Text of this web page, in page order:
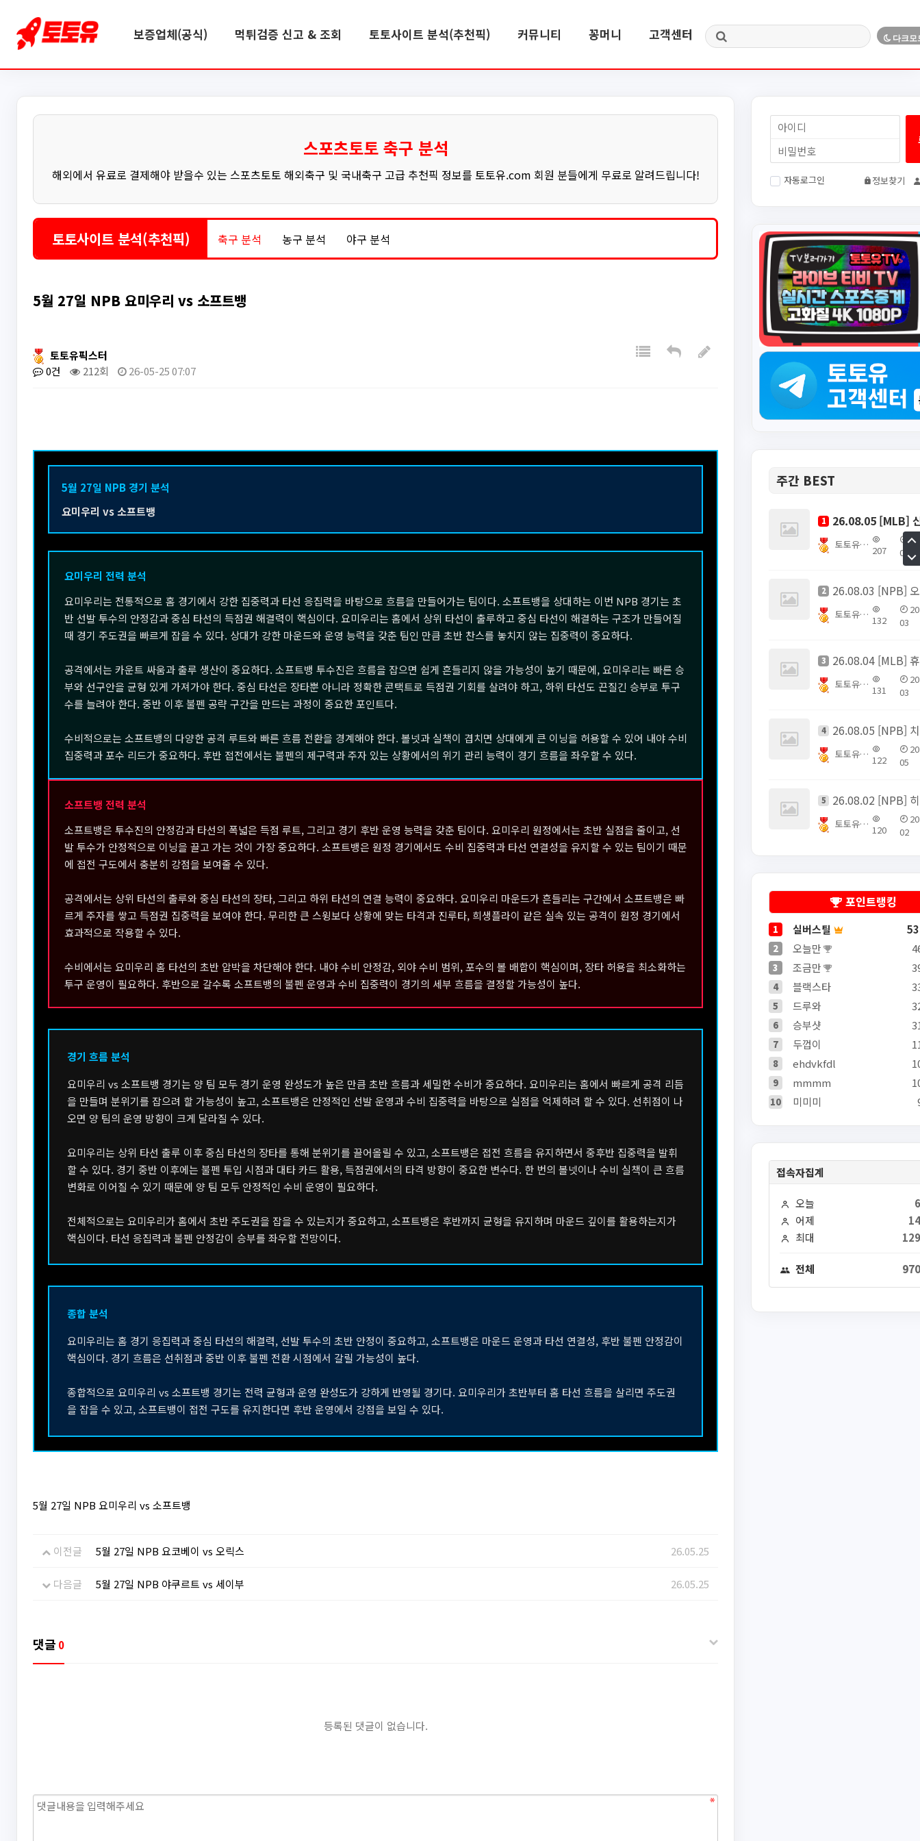
보증업체(공식) 먹튀검증 신고 & 조회 토토사이트 분석(추천픽) 커뮤니티 꽁머니 고객센터
스포츠토토 축구 분석
해외에서 유료로 결제해야 받을수 있는 스포츠토토 해외축구 및 국내축구 고급 추천픽 정보를 토토유.com 회원 분들에게 무료로 알려드립니다!
토토사이트 분석(추천픽) 축구 분석 농구 분석 야구 분석
5월 27일 NPB 요미우리 vs 소프트뱅
토토유픽스터
0건
212회 26-05-25 07:07
5월 27일 NPB 경기 분석
요미우리 vs 소프트뱅
요미우리 전력 분석
요미우리는 전통적으로 홈 경기에서 강한 집중력과 타선 응집력을 바탕으로 흐름을 만들어가는 팀이다. 소프트뱅을 상대하는 이번 NPB 경기는 초
반 선발 투수의 안정감과 중심 타선의 득점권 해결력이 핵심이다. 요미우리는 홈에서 상위 타선이 출루하고 중심 타선이 해결하는 구조가 만들어질
때 경기 주도권을 빠르게 잡을 수 있다. 상대가 강한 마운드와 운영 능력을 갖춘 팀인 만큼 초반 찬스를 놓치지 않는 집중력이 중요하다.
공격에서는 카운트 싸움과 출루 생산이 중요하다. 소프트뱅 투수진은 흐름을 잡으면 쉽게 흔들리지 않을 가능성이 높기 때문에, 요미우리는 빠른 승
부와 선구안을 균형 있게 가져가야 한다. 중심 타선은 장타뿐 아니라 정확한 콘택트로 득점권 기회를 살려야 하고, 하위 타선도 끈질긴 승부로 투구
수를 늘려야 한다. 중반 이후 불펜 공략 구간을 만드는 과정이 중요한 포인트다.
수비적으로는 소프트뱅의 다양한 공격 루트와 빠른 흐름 전환을 경계해야 한다. 볼넷과 실책이 겹치면 상대에게 큰 이닝을 허용할 수 있어 내야 수비
집중력과 포수 리드가 중요하다. 후반 접전에서는 불펜의 제구력과 주자 있는 상황에서의 위기 관리 능력이 경기 흐름을 좌우할 수 있다.
소프트뱅 전력 분석
소프트뱅은 투수진의 안정감과 타선의 폭넓은 득점 루트, 그리고 경기 후반 운영 능력을 갖춘 팀이다. 요미우리 원정에서는 초반 실점을 줄이고, 선
발 투수가 안정적으로 이닝을 끌고 가는 것이 가장 중요하다. 소프트뱅은 원정 경기에서도 수비 집중력과 타선 연결성을 유지할 수 있는 팀이기 때문
에 접전 구도에서 충분히 강점을 보여줄 수 있다.
공격에서는 상위 타선의 출루와 중심 타선의 장타, 그리고 하위 타선의 연결 능력이 중요하다. 요미우리 마운드가 흔들리는 구간에서 소프트뱅은 빠
르게 주자를 쌓고 득점권 집중력을 보여야 한다. 무리한 큰 스윙보다 상황에 맞는 타격과 진루타, 희생플라이 같은 실속 있는 공격이 원정 경기에서
효과적으로 작용할 수 있다.
수비에서는 요미우리 홈 타선의 초반 압박을 차단해야 한다. 내야 수비 안정감, 외야 수비 범위, 포수의 볼 배합이 핵심이며, 장타 허용을 최소화하는
투구 운영이 필요하다. 후반으로 갈수록 소프트뱅의 불펜 운영과 수비 집중력이 경기의 세부 흐름을 결정할 가능성이 높다.
경기 흐름 분석
요미우리 vs 소프트뱅 경기는 양 팀 모두 경기 운영 완성도가 높은 만큼 초반 흐름과 세밀한 수비가 중요하다. 요미우리는 홈에서 빠르게 공격 리듬
을 만들며 분위기를 잡으려 할 가능성이 높고, 소프트뱅은 안정적인 선발 운영과 수비 집중력을 바탕으로 실점을 억제하려 할 수 있다. 선취점이 나
오면 양 팀의 운영 방향이 크게 달라질 수 있다.
요미우리는 상위 타선 출루 이후 중심 타선의 장타를 통해 분위기를 끌어올릴 수 있고, 소프트뱅은 접전 흐름을 유지하면서 중후반 집중력을 발휘
할 수 있다. 경기 중반 이후에는 불펜 투입 시점과 대타 카드 활용, 득점권에서의 타격 방향이 중요한 변수다. 한 번의 볼넷이나 수비 실책이 큰 흐름
변화로 이어질 수 있기 때문에 양 팀 모두 안정적인 수비 운영이 필요하다.
전체적으로는 요미우리가 홈에서 초반 주도권을 잡을 수 있는지가 중요하고, 소프트뱅은 후반까지 균형을 유지하며 마운드 깊이를 활용하는지가
핵심이다. 타선 응집력과 불펜 안정감이 승부를 좌우할 전망이다.
종합 분석
요미우리는 홈 경기 응집력과 중심 타선의 해결력, 선발 투수의 초반 안정이 중요하고, 소프트뱅은 마운드 운영과 타선 연결성, 후반 불펜 안정감이
핵심이다. 경기 흐름은 선취점과 중반 이후 불펜 전환 시점에서 갈릴 가능성이 높다.
종합적으로 요미우리 vs 소프트뱅 경기는 전력 균형과 운영 완성도가 강하게 반영될 경기다. 요미우리가 초반부터 홈 타선 흐름을 살리면 주도권
을 잡을 수 있고, 소프트뱅이 접전 구도를 유지한다면 후반 운영에서 강점을 보일 수 있다.
5월 27일 NPB 요미우리 vs 소프트뱅
이전글 5월 27일 NPB 요코베이 vs 오릭스 26.05.25
다음글 5월 27일 NPB 야쿠르트 vs 세이부 26.05.25
댓글 0
등록된 댓글이 없습니다.
자동로그인 정보찾기
주간 BEST
1
토토유픽스터 207
04
2
토토유픽스터 132
03
3
토토유픽스터 131
03
4
토토유픽스터 122
05
5
토토유픽스터 120
02
포인트랭킹
1 실버스틸
2 오늘만
3 조금만
4 블랙스타
5 드루와
6 승부샷
7 두껍이
8 ehdvkfdl
9 mmmm
10 미미미
접속자집계
오늘
어제
최대
전체